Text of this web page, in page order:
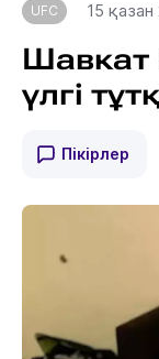
UFC 15
Шавкат
үлгі
Пікірлер